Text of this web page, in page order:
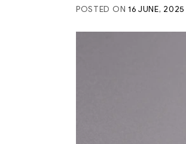
POSTED ON 16 JUNE, 2025